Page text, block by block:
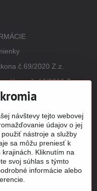
č.69/2020 Z.z.
zákona č. 18/2018 Z.z.
návštevy tejto webovej
údajov o jej
nástroje a služby
sa môžu preniesť k
krajinách. Kliknutím na
svoj súhlas s týmto
informácie alebo